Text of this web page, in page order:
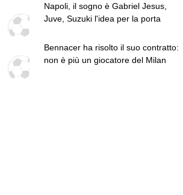
Napoli, il sogno è Gabriel Jesus,
Juve, Suzuki l'idea per la porta
Bennacer ha risolto il suo contratto:
non è più un giocatore del Milan